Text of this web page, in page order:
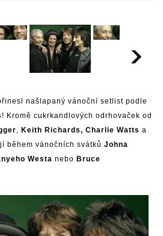
našlapaný vánoční setlist podle
! Kromě cukrkandlových odrhovaček od
, Keith Richards, Charlie Watts a
během vánočních svátků Johna
Westa nebo Bruce